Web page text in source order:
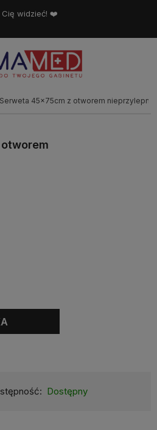
Cię widzieć! ❤️
Serweta 45x75cm z otworem
Dostępny